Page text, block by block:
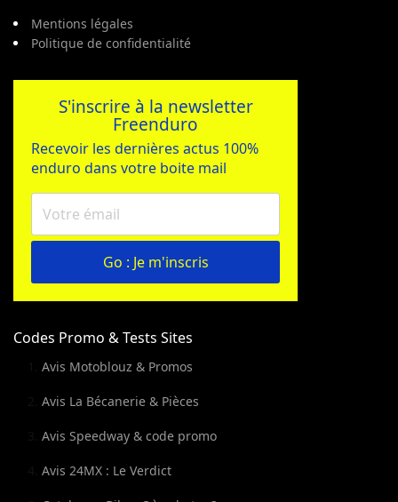
Mentions légales
Politique de confidentialité
S'inscrire à la newsletter
Freenduro
Recevoir les dernières actus 100%
enduro dans votre boite mail
Go : Je m'inscris
Codes Promo & Tests Sites
Avis Motoblouz & Promos
Avis La Bécanerie & Pièces
Avis Speedway & code promo
Avis 24MX : Le Verdict